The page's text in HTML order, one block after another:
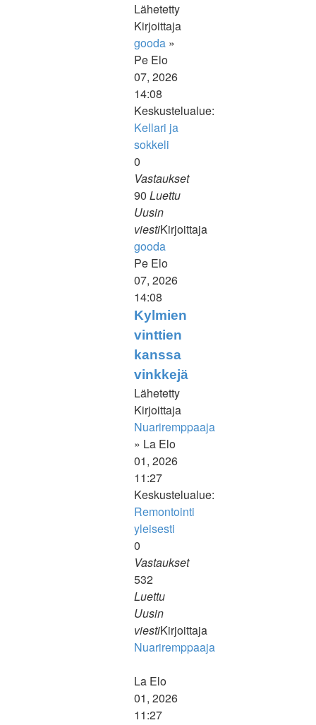
Lähetetty
Kirjoittaja
gooda »
Pe Elo
07, 2026
14:08
Keskustelualue:
Kellari ja
sokkeli
0
Vastaukset
90 Luettu
Uusin
viestiKirjoittaja
gooda
uusin
Pe Elo
07, 2026
14:08
Kylmien
vinttien
kanssa
vinkkejä
Lähetetty
Kirjoittaja
Nuariremppaaja
» La Elo
01, 2026
11:27
Keskustelualue:
Remontointi
yleisesti
0
Vastaukset
532
Luettu
Uusin
viestiKirjoittaja
Nuariremppaaja
Näytä
uusin
viesti
La Elo
01, 2026
11:27